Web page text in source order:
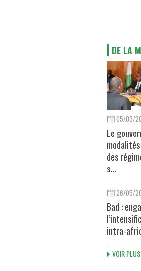
DE LA
05/03/
Le
des
s...
26/05/
Bad :
intra-
VOIR